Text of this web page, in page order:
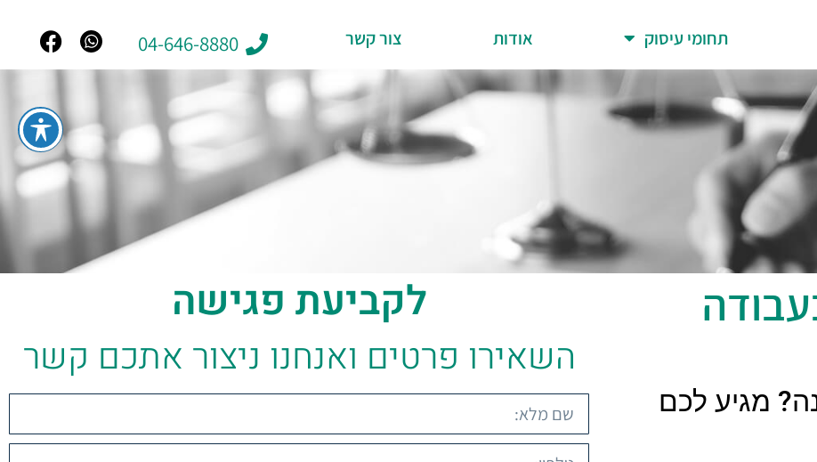
תחומי עיסוק אודות צור קשר 04-646-8880
מגיע לכם
לקביעת פגישה
השאירו פרטים ואנחנו ניצור אתכם קשר